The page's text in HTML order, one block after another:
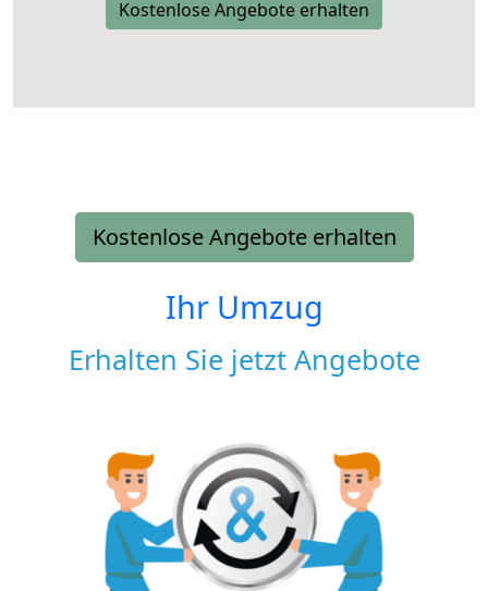
Kostenlose Angebote erhalten
Kostenlose Angebote erhalten
Ihr Umzug
Erhalten Sie jetzt Angebote